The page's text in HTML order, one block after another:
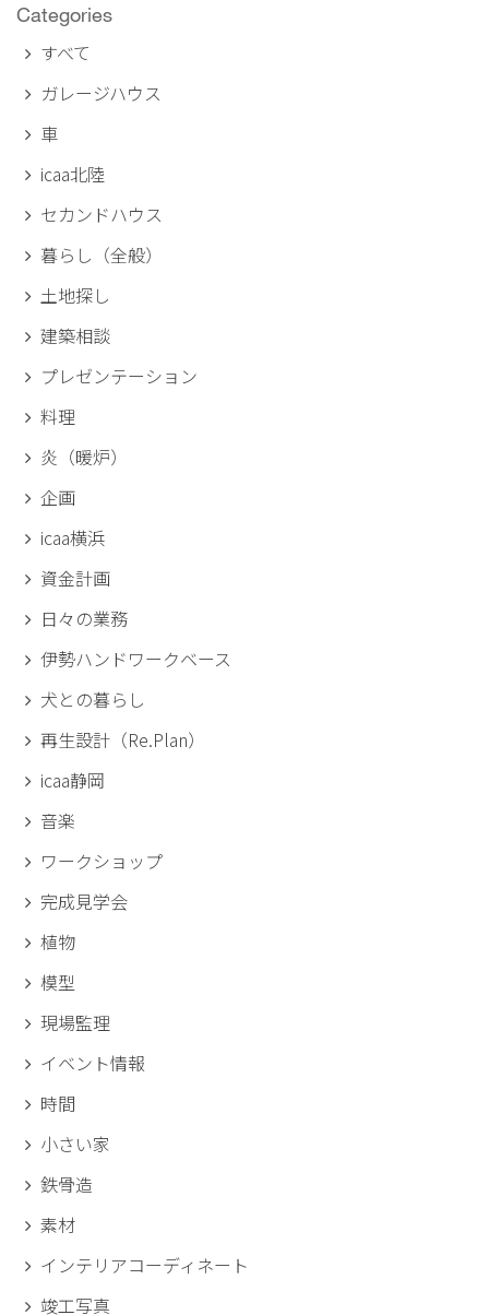
Categories
すべて
ガレージハウス
車
icaa北陸
セカンドハウス
暮らし（全般）
土地探し
建築相談
プレゼンテーション
料理
炎（暖炉）
企画
icaa横浜
資金計画
日々の業務
伊勢ハンドワークベース
犬との暮らし
再生設計（Re.Plan）
icaa静岡
音楽
ワークショップ
完成見学会
植物
模型
現場監理
イベント情報
時間
小さい家
鉄骨造
素材
インテリアコーディネート
竣工写真